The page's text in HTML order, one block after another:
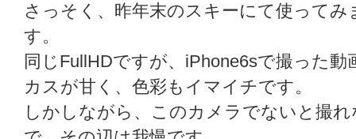
さっそく、昨年末のスキーにて使って
す。
同じFullHDですが、iPhone6sで撮った
カスが甘く、色彩もイマイチです。
しかしながら、このカメラでないと撮